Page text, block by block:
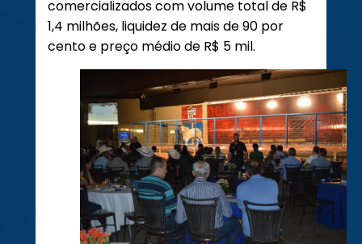
comercializados com volume total de R$
1,4 milhões, liquidez de mais de 90 por
cento e preço médio de R$ 5 mil.